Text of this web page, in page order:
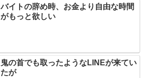
バイトの辞め時、お金より自由な時間
がもっと欲しい
鬼の首でも取ったようなLINEが来てい
たが